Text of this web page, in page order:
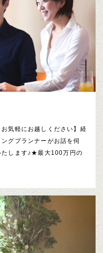
気軽にお越しください】経
グプランナーがお話を伺
たします♪★最大100万円の